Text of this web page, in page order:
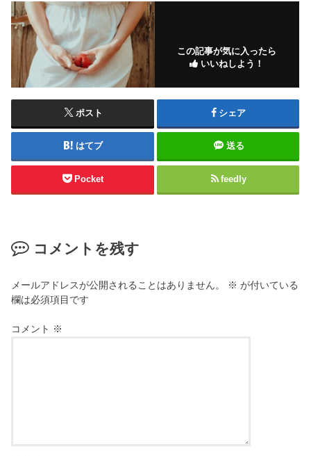
この記事が気に入ったら
いいねしよう！
ポスト シェア
はてブ 送る
Pocket feedly
コメントを残す
メールアドレスが公開されることはありません。 ※ が付いている
欄は必須項目です
コメント ※